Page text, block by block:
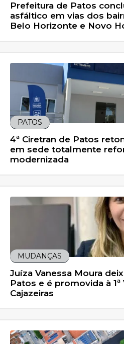
Prefeitura de Patos
asfáltico em vias dos
Belo Horizonte e Novo
PATOS
4ª Ciretran de Patos
em sede totalmente
modernizada
MUDANÇAS
Juíza Vanessa Moura
Patos e é promovida à 1ª
Cajazeiras